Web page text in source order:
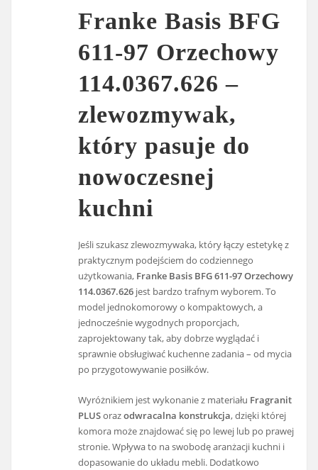
Franke Basis BFG
611-97 Orzechowy
114.0367.626 –
zlewozmywak,
który pasuje do
nowoczesnej
kuchni
Jeśli szukasz zlewozmywaka, który łączy estetykę z
praktycznym podejściem do codziennego
użytkowania, Franke Basis BFG 611-97 Orzechowy
114.0367.626 jest bardzo trafnym wyborem. To
model jednokomorowy o kompaktowych, a
jednocześnie wygodnych proporcjach,
zaprojektowany tak, aby dobrze wyglądać i
sprawnie obsługiwać kuchenne zadania – od mycia
po przygotowywanie posiłków.
Wyróżnikiem jest wykonanie z materiału Fragranit
PLUSorazodwracalna konstrukcja, dzięki której
komora może znajdować się po lewej lub po prawej
stronie. Wpływa to na swobodę aranżacji kuchni i
dopasowanie do układu mebli. Dodatkowo